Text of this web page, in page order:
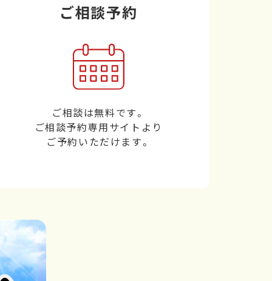
ご相談予約
ご相談は無料です。
ご相談予約専用サイトより
ご予約いただけます。